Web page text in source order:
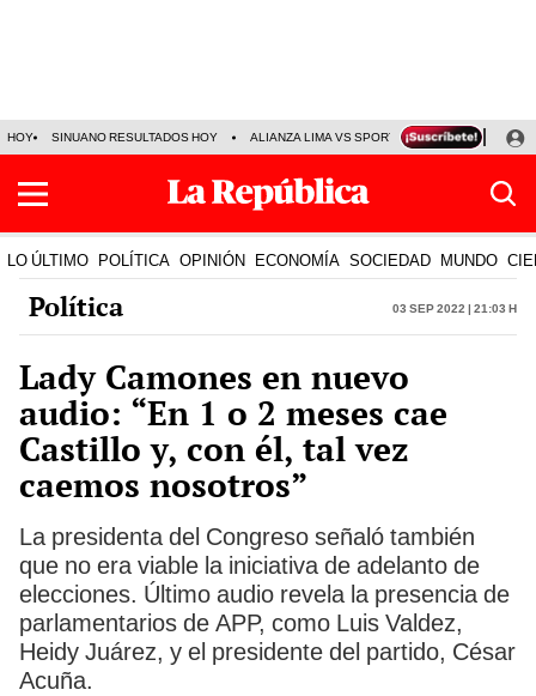
HOY SINUANO RESULTADOS HOY ALIANZA LIMA VS SPORT BOYS JORGE
LO ÚLTIMO POLÍTICA OPINIÓN ECONOMÍA SOCIEDAD MUNDO
Política 03 Sep 2022 | 21:03 h
Lady Camones en nuevo
audio: “En 1 o 2 meses cae
Castillo y, con él, tal vez
caemos nosotros”
La presidenta del Congreso señaló también
que no era viable la iniciativa de adelanto de
elecciones. Último audio revela la presencia de
parlamentarios de APP, como Luis Valdez,
Heidy Juárez, y el presidente del partido, César
Acuña.